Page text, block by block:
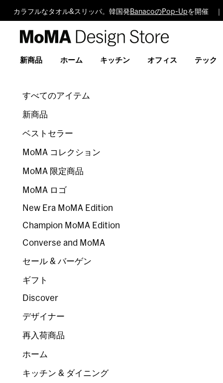
カラフルなタオル&スリッパ。韓国発 BanacoのPop-Upを開催
Design
新商品 ホーム キッチン オフィス テック
すべてのアイテム
新商品
ベストセラー
MoMA コレクション
MoMA 限定商品
MoMA ロゴ
New Era MoMA Edition
Champion MoMA Edition
Converse and MoMA
セール & バーゲン
ギフト
Discover
デザイナー
再入荷商品
ホーム
キッチン & ダイニング